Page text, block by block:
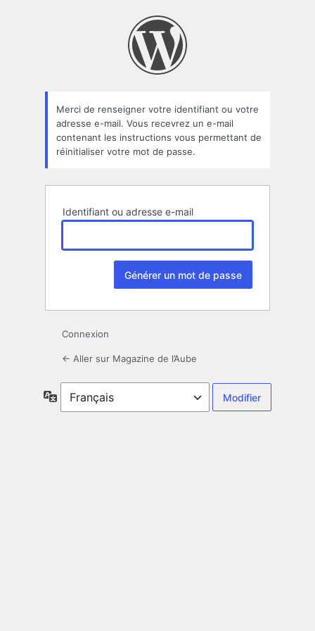
oublié
Merci de renseigner votre identifiant ou votre
adresse e-mail. Vous recevrez un e-mail
contenant les instructions vous permettant de
réinitialiser votre mot de passe.
Identifiant ou adresse e-mail
Connexion
← Aller sur Magazine de l’Aube
Langue